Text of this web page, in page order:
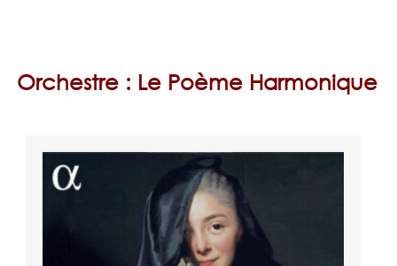
Orchestre : Le Poème Harmonique